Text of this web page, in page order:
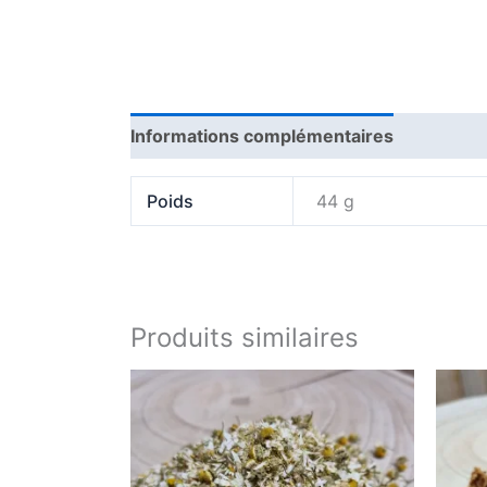
Informations complémentaires
Poids 44 g
Produits similaires